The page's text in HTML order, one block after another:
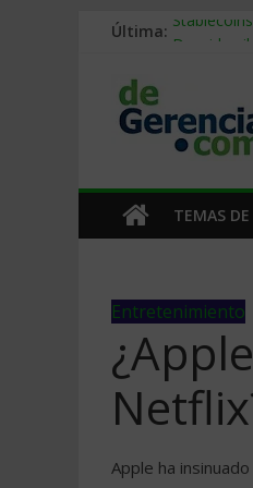
Última:
Trabajo
Mercado
TEMAS
Entretenimiento
Apple ha